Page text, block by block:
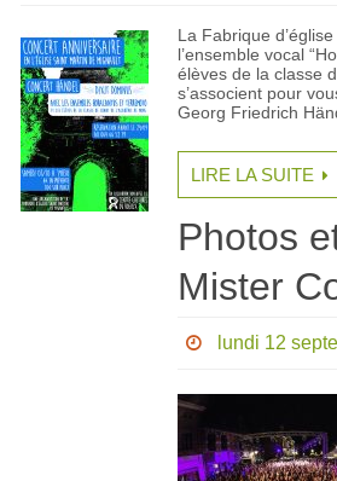
La Fabrique
l’ensemble vocal
élèves de la classe
s’associent pour
Georg Friedrich
LIRE LA SUITE
Photos
Mister
lundi 12